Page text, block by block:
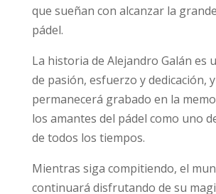
que sueñan con alcanzar la
pádel.
La historia de Alejandro Galán es
de pasión, esfuerzo y dedicación,
permanecerá grabado en la
los amantes del pádel como uno
de todos los tiempos.
Mientras siga compitiendo, el
continuará disfrutando de su